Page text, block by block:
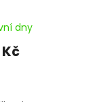
dny